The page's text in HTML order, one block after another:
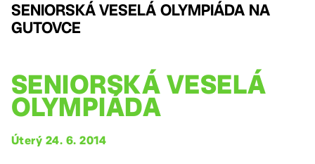
SENIORSKÁ VESELÁ OLYMPIÁDA NA
GUTOVCE
SENIORSKÁ VESELÁ
OLYMPIÁDA
Úterý 24. 6. 2014